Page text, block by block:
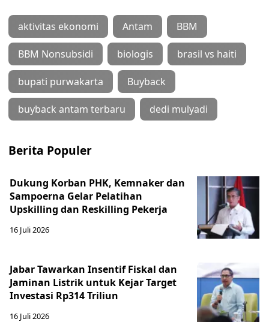
aktivitas ekonomi Antam BBM
BBM Nonsubsidi biologis brasil vs haiti
bupati purwakarta Buyback
buyback antam terbaru dedi mulyadi
Berita Populer
Dukung Korban PHK, Kemnaker dan
Sampoerna Gelar Pelatihan
Upskilling dan Reskilling Pekerja
16 Juli 2026
Jabar Tawarkan Insentif Fiskal dan
Jaminan Listrik untuk Kejar Target
Investasi Rp314 Triliun
16 Juli 2026